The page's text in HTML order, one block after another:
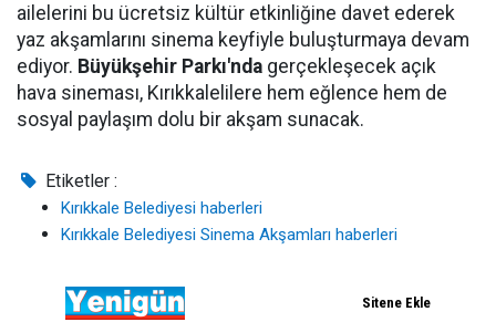
ailelerini bu ücretsiz kültür etkinliğine davet ederek
yaz akşamlarını sinema keyfiyle buluşturmaya devam
ediyor. Büyükşehir Parkı'nda gerçekleşecek açık
hava sineması, Kırıkkalelilere hem eğlence hem de
sosyal paylaşım dolu bir akşam sunacak.
Etiketler :
Kırıkkale Belediyesi haberleri
Kırıkkale Belediyesi Sinema Akşamları haberleri